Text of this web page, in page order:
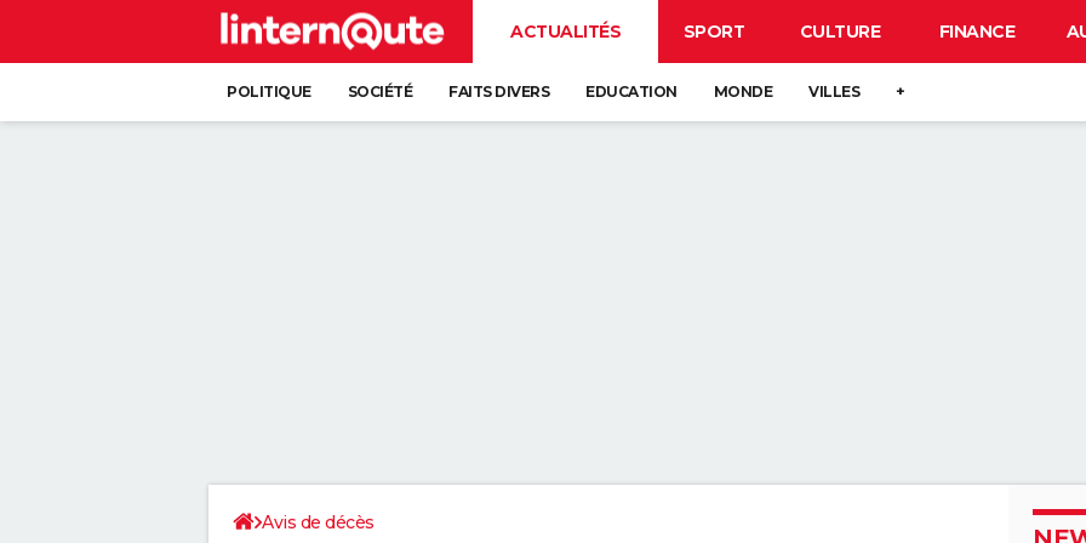
ACTUALITÉS SPORT CULTURE FINANCE
POLITIQUE SOCIÉTÉ FAITS DIVERS EDUCATION MONDE VILLES +
Avis de décès